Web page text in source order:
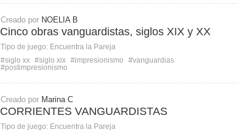
Creado por NOELIA B
Cinco obras vanguardistas, siglos XIX y XX
Tipo de juego: Encuentra la Pareja
#siglo xx #siglo xix #impresionismo
#vanguardias
#postimpresionismo
Creado por Marina C
CORRIENTES VANGUARDISTAS
Tipo de juego: Encuentra la Pareja